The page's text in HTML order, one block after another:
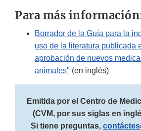
Para más
Borrador de la Guía para la
uso de la literatura publicada
aprobación de nuevos
animales" (en inglés)
Emitida por el Centro de
(CVM, por sus siglas en
Si tiene preguntas,